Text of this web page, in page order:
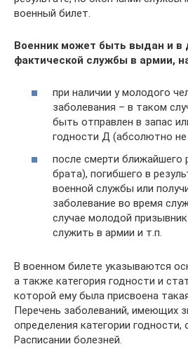
военный билет.
Военник может быть выдан и в
фактической службы в армии,
при наличии у молодого
заболевания – в таком
быть отправлен в запас
годности Д (абсолютно не
после смерти ближайшего
брата), погибшего в
военной службы или
заболевание во время
случае молодой
служить в армии и т.п.
В военном билете указываются
а также категория годности и
которой ему была присвоена
Перечень заболеваний, имеющих
определения категории годности,
Расписании болезней.